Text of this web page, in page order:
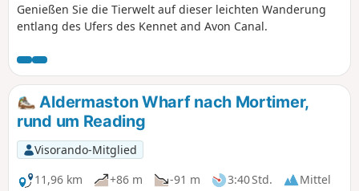
Genießen Sie die Tierwelt auf dieser leichten Wanderung
entlang des Ufers des Kennet and Avon Canal.
Aldermaston Wharf nach Mortimer,
rund um Reading
Visorando-Mitglied
11,96 km
+86 m -91 m 3:40 Std.
Mittel